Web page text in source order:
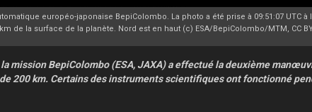
européo-japonaise BepiColombo. La photo a été prise à 09:51:07 UTC
de la surface de la planète. Nord est en haut (c) ESA/BepiColombo/MTM, CC
mission BepiColombo (ESA, JAXA) a effectué la deuxième
200 km. Certains des instruments scientifiques ont fonctionné